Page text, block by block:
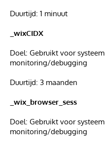
Duurtijd: 1 minuut
_wixCIDX
Doel: Gebruikt voor systeem
monitoring/debugging
Duurtijd: 3 maanden
_wix_browser_sess
Doel: Gebruikt voor systeem
monitoring/debugging